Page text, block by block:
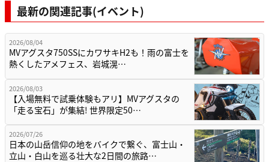
最新の関連記事(イベント)
2026/08/04
MVアグスタ750SSにカワサキH2も！雨の富士を
熱くしたアメフェス、岩城滉…
2026/08/03
【入場無料で試乗体験もアリ】MVアグスタの
「走る宝石」が集結! 世界限定50…
2026/07/26
日本の山岳信仰の地をバイクで繋ぐ、富士山・
立山・白山を巡る壮大な2日間の旅路…